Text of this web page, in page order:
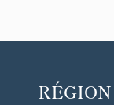
RÉGION